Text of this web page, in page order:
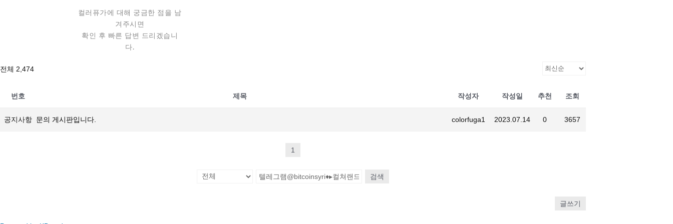
컬러퓨가에 대해 궁금한 점을 남
겨주시면
확인 후 빠른 답변 드리겠습니
다.
전체 2,474
번호 제목 작성자 작성일 추천 조회
공지사항 문의 게시판입니다. colorfuga1 2023.07.14 0 3657
1
검색
글쓰기